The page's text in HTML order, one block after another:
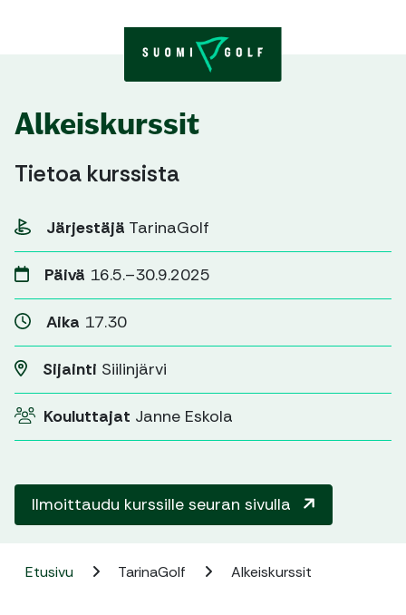
Alkeiskurssit
Tietoa kurssista
Järjestäjä TarinaGolf
Päivä 16.5.–30.9.2025
Aika 17.30
Sijainti Siilinjärvi
Kouluttajat Janne Eskola
Ilmoittaudu kurssille seuran sivulla
Etusivu TarinaGolf Alkeiskurssit